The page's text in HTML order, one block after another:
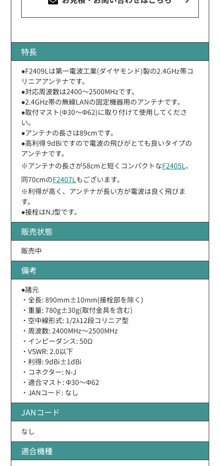
特長
●F2409Lは第一電波工業(ダイヤモンド)製の2.4GHz帯コ
リニアアンテナです。
●対応周波数は2400〜2500MHzです。
●2.4GHz帯の無線LANの固定機器用のアンテナです。
●取付マスト(Φ30〜Φ62)に取り付けて使用してくださ
い。
●アンテナの長さは89cmです。
●高利得 9dBiですので電波の飛びがとても良いタイプの
アンテナです。
※アンテナの長さが58cmと短くコンパクトなF2405L、
同70cmのF2407Lもございます。
※利得が高く、アンテナが長い方が電波は良く飛びま
す。
●接栓はNJ型です。
販売状態
販売中
備考
●諸元
・全長: 890mm±10mm(接栓部を除く)
・重量: 780g±30g(取付金具を含む)
・空中線形式: 1/2λ12段コリニア型
・周波数: 2400MHz〜2500MHz
・インピーダンス: 50Ω
・VSWR: 2.0以下
・利得: 9dBi±1dBi
・コネクター: N-J
・適合マスト: Φ30〜Φ62
・JANコード: なし
JANコード
なし
適合機種